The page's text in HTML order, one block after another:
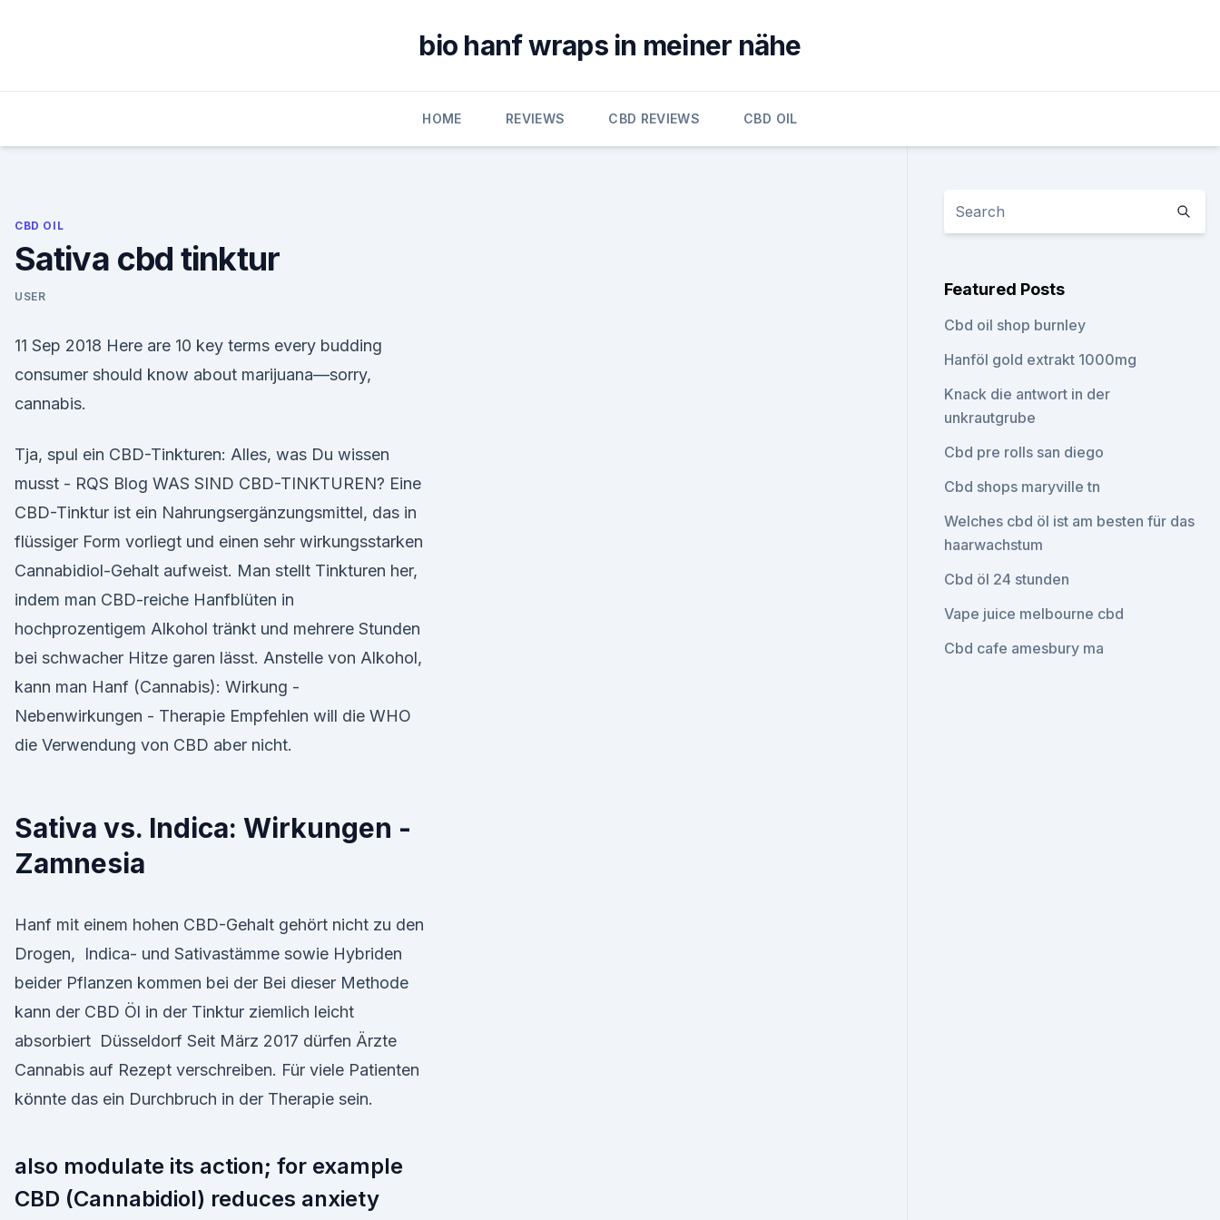
bio hanf wraps in meiner nähe
HOME REVIEWS CBD REVIEWS CBD OIL
CBD OIL
Sativa cbd tinktur
USER
11 Sep 2018 Here are 10 key terms every budding
consumer should know about marijuana—sorry,
cannabis.
Tja, spul ein CBD-Tinkturen: Alles, was Du wissen
musst - RQS Blog WAS SIND CBD-TINKTUREN? Eine
CBD-Tinktur ist ein Nahrungsergänzungsmittel, das in
flüssiger Form vorliegt und einen sehr wirkungsstarken
Cannabidiol-Gehalt aufweist. Man stellt Tinkturen her,
indem man CBD-reiche Hanfblüten in
hochprozentigem Alkohol tränkt und mehrere Stunden
bei schwacher Hitze garen lässt. Anstelle von Alkohol,
kann man Hanf (Cannabis): Wirkung -
Nebenwirkungen - Therapie Empfehlen will die WHO
die Verwendung von CBD aber nicht.
Sativa vs. Indica: Wirkungen -
Zamnesia
Hanf mit einem hohen CBD-Gehalt gehört nicht zu den
Drogen, Indica- und Sativastämme sowie Hybriden
beider Pflanzen kommen bei der Bei dieser Methode
kann der CBD Öl in der Tinktur ziemlich leicht
absorbiert Düsseldorf Seit März 2017 dürfen Ärzte
Cannabis auf Rezept verschreiben. Für viele Patienten
könnte das ein Durchbruch in der Therapie sein.
also modulate its action; for example
CBD (Cannabidiol) reduces anxiety
Featured Posts
Cbd oil shop burnley
Hanföl gold extrakt 1000mg
Knack die antwort in der
unkrautgrube
Cbd pre rolls san diego
Cbd shops maryville tn
Welches cbd öl ist am besten für das
haarwachstum
Cbd öl 24 stunden
Vape juice melbourne cbd
Cbd cafe amesbury ma